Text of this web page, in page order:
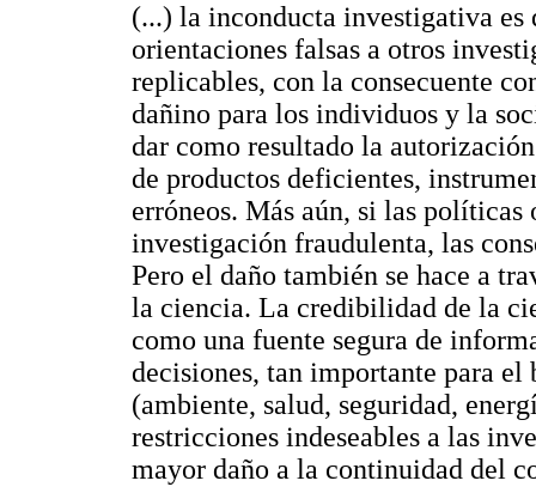
(...) la inconducta investigativa es
orientaciones falsas a otros
replicables, con la consecuente
dañino para los individuos y la
dar como resultado la
de productos deficientes,
erróneos. Más aún, si las políticas
investigación fraudulenta, las
Pero el daño también se hace a
la ciencia. La credibilidad de la
como una fuente segura de
decisiones, tan importante para
(ambiente, salud, seguridad,
restricciones indeseables a las
mayor daño a la continuidad del